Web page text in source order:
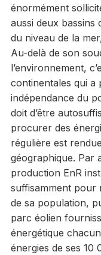
énormément
aussi deux bassins
du niveau de la
Au-delà de son
l’environnement,
continentales qui a
indépendance du
doit d’être
procurer des
régulière est
géographique. Par
production EnR
suffisamment pour
de sa population,
parc éolien
énergétique
énergies de ses 10